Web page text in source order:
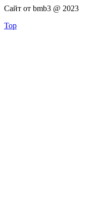
Сайт от bmb3 @ 2023
Top